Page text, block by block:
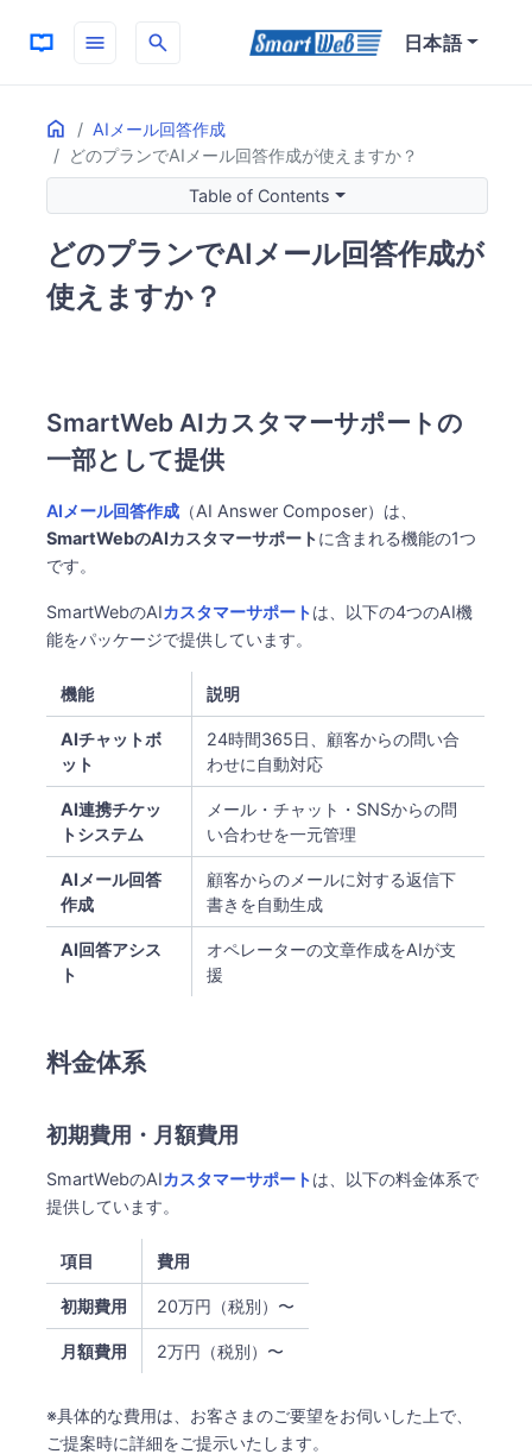
menu search 日本語
Home
AIメール回答作成
どのプランでAIメール回答作成が使えますか？
ON THIS PAGE
SmartWeb AIカスタマーサポートの一部として提供
月額費用に含まれるもの
AIプロバイダー
FlowHuntのみ対応の理由
関連情報
Table of Contents
どのプランでAIメール回答作成が
使えますか？
SmartWeb AIカスタマーサポートの
一部として提供
AIメール回答作成 （AI Answer Composer）は、
SmartWebのAIカスタマーサポート​に含まれる機能の1つ
です。
SmartWebのAIカスタマーサポートは、以下の4つのAI機
能をパッケージで提供しています。
機能 説明
AIチャットボ
ット
24時間365日、顧客からの問い合
わせに自動対応
AI連携チケッ
トシステム
メール・チャット・SNSからの問
い合わせを一元管理
AIメール回答
作成
顧客からのメールに対する返信下
書きを自動生成
AI回答アシス
ト
オペレーターの文章作成をAIが支
援
料金体系
初期費用・月額費用
SmartWebのAIカスタマーサポートは、以下の料金体系で
提供しています。
項目 費用
初期費用 20万円（税別）〜
月額費用 2万円（税別）〜
※具体的な費用は、お客さまのご要望をお伺いした上で、
ご提案時に詳細をご提示いたします。